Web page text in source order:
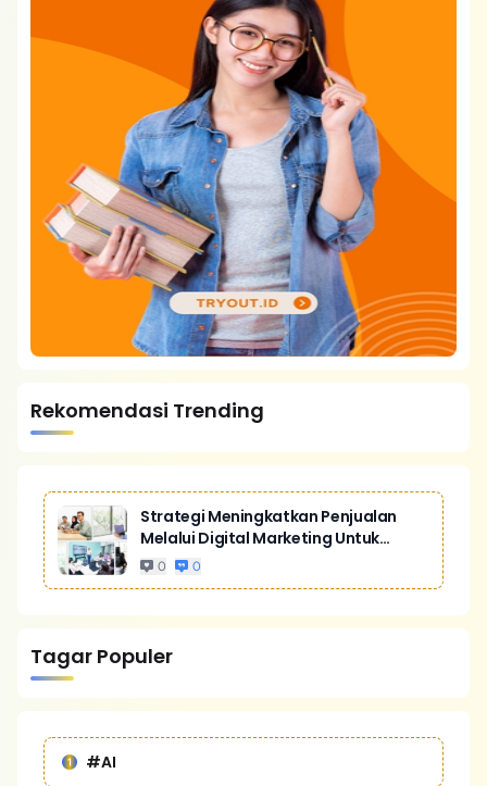
Rekomendasi Trending
Strategi Meningkatkan Penjualan
Melalui Digital Marketing Untuk
Bisnis Yang Lebih Kompetitif
0 0
Tagar Populer
#AI